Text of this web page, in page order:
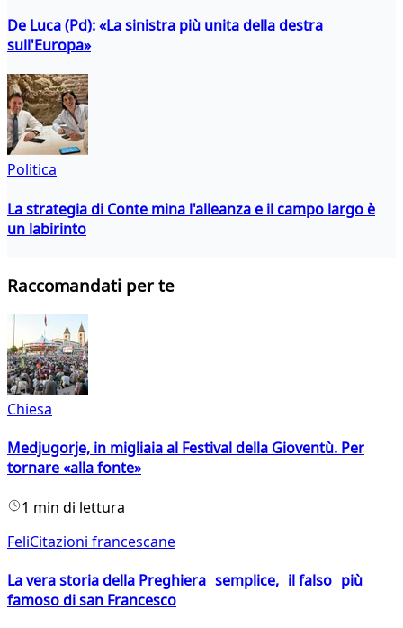
De Luca (Pd): «La sinistra più unita della destra
sull'Europa»
Politica
La strategia di Conte mina l'alleanza e il campo largo è
un labirinto
Raccomandati per te
Chiesa
Medjugorje, in migliaia al Festival della Gioventù. Per
tornare «alla fonte»
1 min di lettura
FeliCitazioni francescane
La vera storia della Preghiera semplice, il falso più
famoso di san Francesco